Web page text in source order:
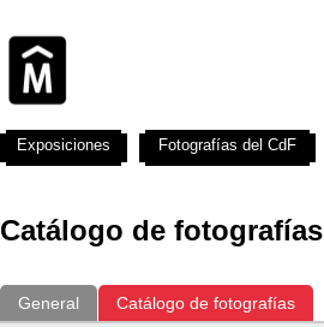
Catálogo de fotografías
General Catálogo de fotografías
Exposiciones Fotografías del CdF